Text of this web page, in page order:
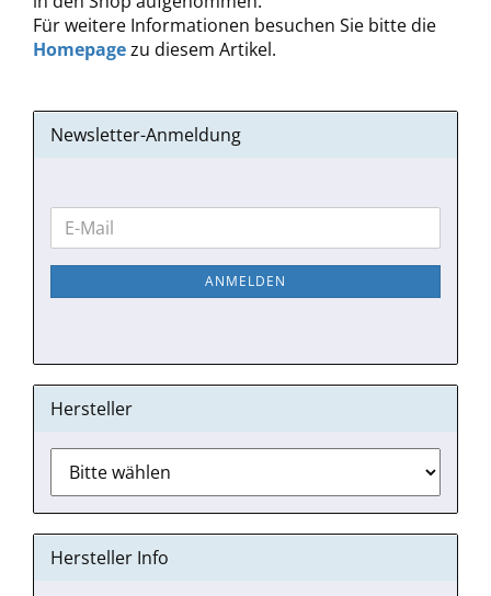
Für weitere Informationen besuchen Sie bitte die
Homepagezu diesem Artikel.
Newsletter-Anmeldung
WEITER
ZUR
NEWSLETTER-
E-
Mail
ANMELDEN
Hersteller
Hersteller Info